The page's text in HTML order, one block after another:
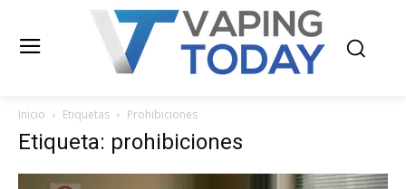
Inicio Etiquetas Prohibiciones
Etiqueta: prohibiciones